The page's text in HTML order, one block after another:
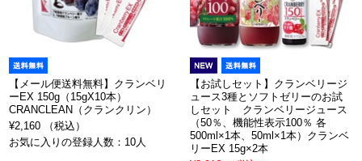
【メール便送料無料】クランベリ
ーEX 150g（15gX10本）
CRANCLEAN（クランクリン）
¥2,160 （税込）
お気に入りの登録人数：10人
【お試しセット】クランベリージ
ュース3種とソフトゼリーのお試
しセット クランベリージュース
（50％、機能性表示100％ 各
500ml×1本、50ml×1本）クランベ
リーEX 15g×2本